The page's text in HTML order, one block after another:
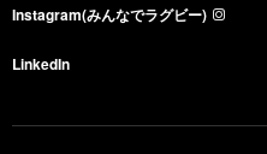
Instagram(みんなでラグビー)
LinkedIn